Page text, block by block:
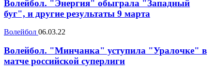
Волейбол. "Энергия" обыграла "Западный
буг", и другие результаты 9 марта
Волейбол 06.03.22
Волейбол. "Минчанка" уступила "Уралочке" в
матче российской суперлиги